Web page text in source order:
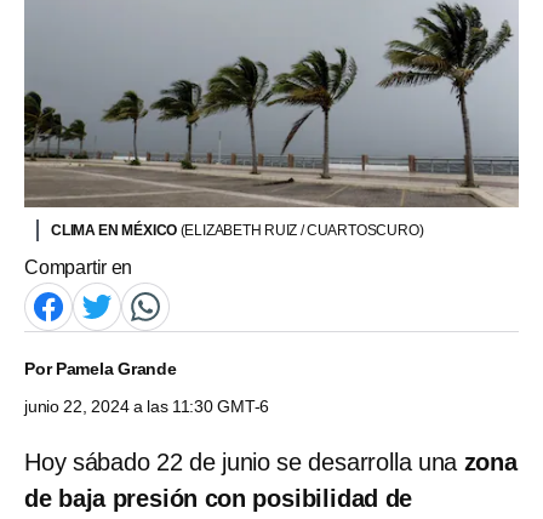
CLIMA EN MÉXICO (ELIZABETH RUIZ / CUARTOSCURO)
Compartir en
PorPamela Grande
junio 22, 2024 a las 11:30 GMT-6
Hoy sábado 22 de junio se desarrolla una zona
de baja presión con posibilidad de